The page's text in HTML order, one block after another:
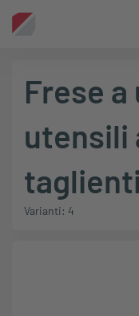
Frese a
utensili
taglienti
Varianti: 4